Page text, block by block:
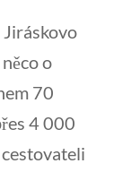
o
70
4 000